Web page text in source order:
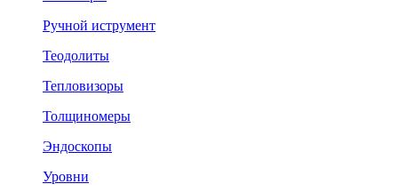
Ручной иструмент
Теодолиты
Тепловизоры
Толщиномеры
Эндоскопы
Уровни